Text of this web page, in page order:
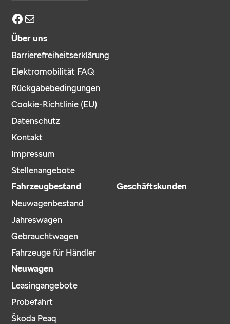
Facebook
Über uns
Barrierefreiheitserklärung
Elektromobilität FAQ
Rückgabebedingungen
Cookie-Richtlinie (EU)
Datenschutz
Kontakt
Impressum
Stellenangebote
Fahrzeugbestand
Neuwagenbestand
Jahreswagen
Gebrauchtwagen
Fahrzeuge für Händler
Geschäftskunden
Neuwagen
Leasingangebote
Probefahrt
Škoda Peaq